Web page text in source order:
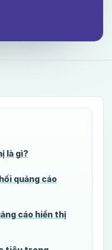
là gì?
quảng cáo
cáo hiển thị